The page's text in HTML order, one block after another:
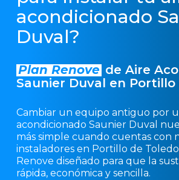
acondicionado
Duval?
Plan Renove de Aire
Saunier Duval en Portillo
Cambiar un equipo antiguo por
acondicionado Saunier Duval
más simple cuando cuentas con
instaladores en Portillo de
Renove diseñado para que la
rápida, económica y sencilla.